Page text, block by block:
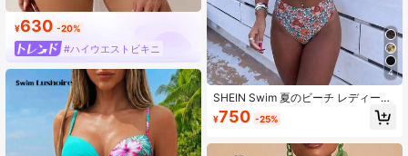
¥630 -20%
#ハイウエストビキニ
4
SHEIN Swim 夏のビーチ レディース
バカンス用 フローラル プリント フ
ロント ノット シンプルでおしゃれな
はランダムです
¥750 -25%